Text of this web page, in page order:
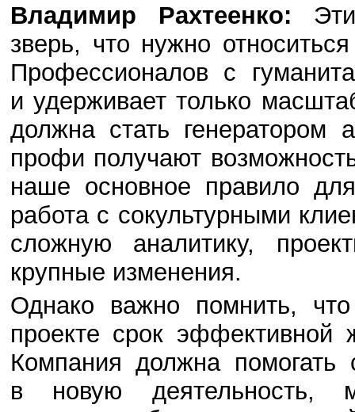
Владимир Рахтеенко:
зверь, что нужно
Профессионалов с
и удерживает только
должна стать генератором
профи получают
наше основное правило
работа с сокультурными
сложную аналитику,
крупные изменения.
Однако важно помнить,
проекте срок
Компания должна помогать
в новую деятельность,